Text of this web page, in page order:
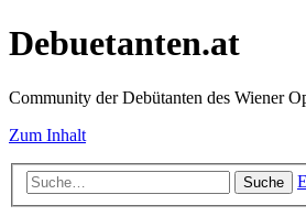
Debuetanten.at
Community der Debütanten des Wiener
Zum Inhalt
Suche